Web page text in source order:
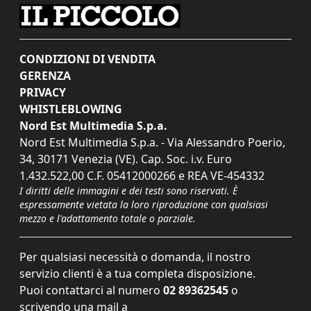
CONDIZIONI DI VENDITA
GERENZA
PRIVACY
WHISTLEBLOWING
Nord Est Multimedia S.p.a.
Nord Est Multimedia S.p.a. - Via Alessandro Poerio,
34, 30171 Venezia (VE). Cap. Soc. i.v. Euro
1.432.522,00 C.F. 05412000266 e REA VE-454332
I diritti delle immagini e dei testi sono riservati. È
espressamente vietata la loro riproduzione con qualsiasi
mezzo e l'adattamento totale o parziale.
Per qualsiasi necessità o domanda, il nostro
servizio clienti è a tua completa disposizione.
Puoi contattarci al numero 02 89362545 o
scrivendo una mail a